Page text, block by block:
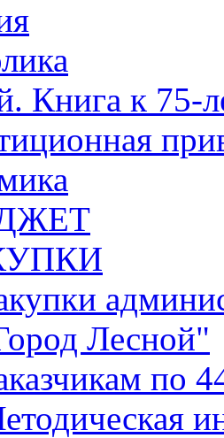
Книга к 75-
Лесной"
по